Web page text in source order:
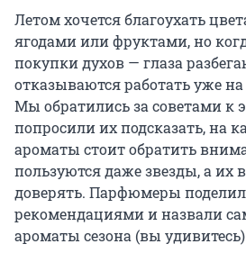
Летом хочется благоухать
ягодами или фруктами, но
покупки духов — глаза
отказываются работать уже
Мы обратились за советами к
попросили их подсказать, на
ароматы стоит обратить
пользуются даже звезды, а их
доверять. Парфюмеры
рекомендациями и назвали
ароматы сезона (вы